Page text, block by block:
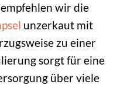
wir die
unzerkaut mit
zu einer
sorgt für eine
über viele